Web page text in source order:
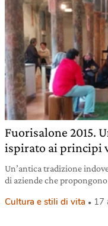
Fuorisalone 2015.
ispirato ai principi
Un’antica tradizione
di aziende che
Cultura e stili di vita 17